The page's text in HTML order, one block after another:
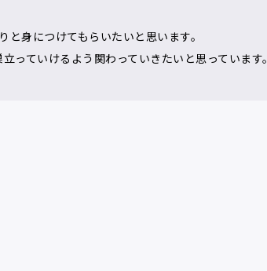
身につけてもらいたいと思います。
ていけるよう関わっていきたいと思っています。